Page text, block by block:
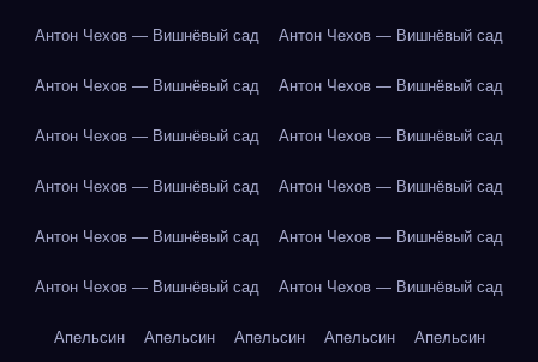
Антон Чехов — Вишнёвый сад Антон Чехов — Вишнёвый сад
Антон Чехов — Вишнёвый сад Антон Чехов — Вишнёвый сад
Антон Чехов — Вишнёвый сад Антон Чехов — Вишнёвый сад
Антон Чехов — Вишнёвый сад Антон Чехов — Вишнёвый сад
Антон Чехов — Вишнёвый сад Антон Чехов — Вишнёвый сад
Антон Чехов — Вишнёвый сад Антон Чехов — Вишнёвый сад
Апельсин Апельсин Апельсин Апельсин Апельсин